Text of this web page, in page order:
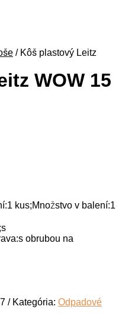
/ Kôš plastový Leitz
WOW 15
kus;Množstvo v balení:1
obrubou na
Kategória: Odpadové